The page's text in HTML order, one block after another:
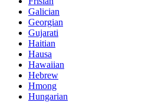
Galician
Georgian
Gujarati
Haitian
Hausa
Hawaiian
Hebrew
Hmong
Hungarian